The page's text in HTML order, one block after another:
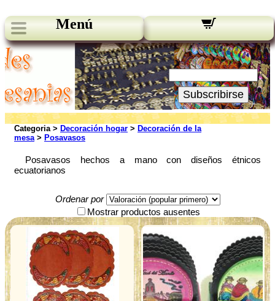
Menú
Novedades:
Su Email:
Subscribirse
Categoria > Decoración hogar > Decoración de la
mesa> Posavasos
Posavasos hechos a mano con diseños étnicos
ecuatorianos
Ordenar por
Mostrar productos ausentes